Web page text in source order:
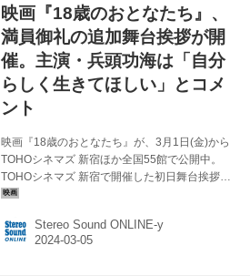
映画『18歳のおとなたち』、
満員御礼の追加舞台挨拶が開
催。主演・兵頭功海は「自分
らしく生きてほしい」とコメ
ント
映画『18歳のおとなたち』が、3月1日(金)から
TOHOシネマズ 新宿ほか全国55館で公開中。
TOHOシネマズ 新宿で開催した初日舞台挨拶は
チケット即完、満員御礼の盛況ぶり。ファンの
にて、追加舞台挨拶が開催された。 ● ● この日
は、舞台挨拶に初めて登壇した雛形あきこの
Stereo Sound ONLINE-y